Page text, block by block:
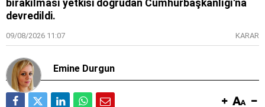
bırakılması yetkisi doğrudan Cumhurbaşkanlığı'na
devredildi.
09/08/2026 11:07 KARAR
Emine Durgun